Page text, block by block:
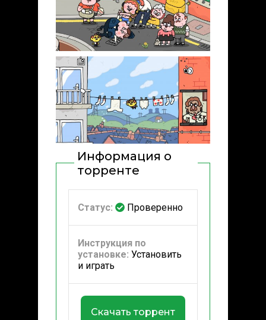
Информация о
торренте
Статус: Проверенно
Инструкция по
установке: Установить
и играть
Скачать торрент